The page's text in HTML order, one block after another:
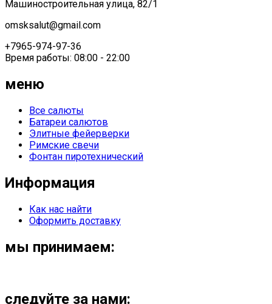
Машиностроительная улица, 82/1
omsksalut@gmail.com
+7965-974-97-36
Время работы: 08:00 - 22:00
меню
Все салюты
Батареи салютов
Элитные фейерверки
Римские свечи
Фонтан пиротехнический
Информация
Как нас найти
Оформить доставку
мы принимаем:
следуйте за нами: